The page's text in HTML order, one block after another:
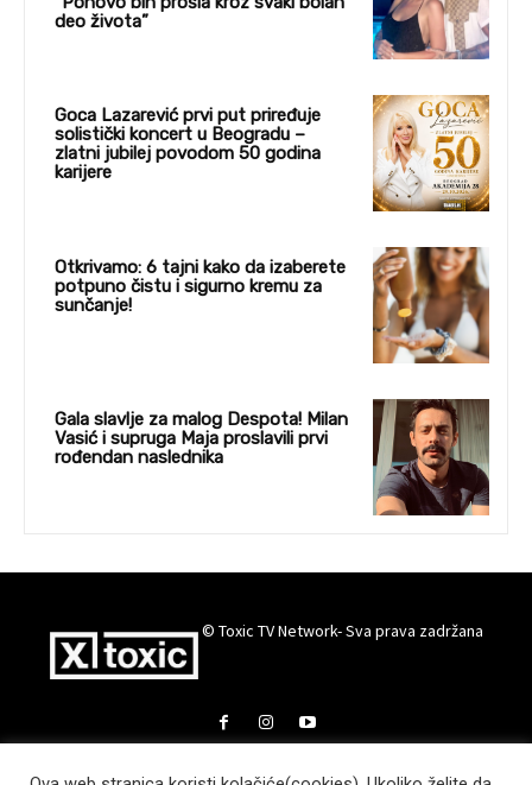
deo života”
Goca Lazarević prvi put priređuje
solistički koncert u Beogradu –
zlatni jubilej povodom 50 godina
karijere
Otkrivamo: 6 tajni kako da izaberete
potpuno čistu i sigurno kremu za
sunčanje!
Gala slavlje za malog Despota! Milan
Vasić i supruga Maja proslavili prvi
rođendan naslednika
© Toxic TV Network- Sva prava zadržana